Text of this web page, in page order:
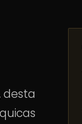
desta